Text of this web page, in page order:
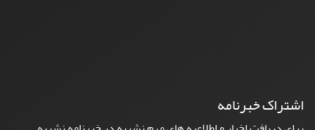
اشتراک خبرنامه